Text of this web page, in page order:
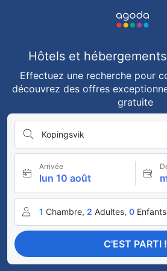
Hôtels et
Effectuez une recherche pour
découvrez des offres
gratuite
Kopingsvik
Arrivée
lun 10 août
1 Chambre, 2 Adultes, 0 Enfants
C'EST PARTI !